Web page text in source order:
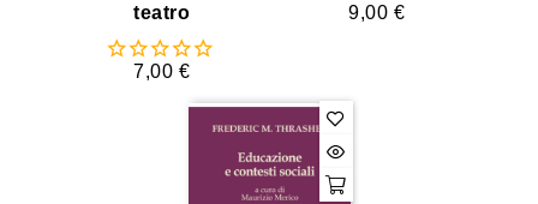
teatro
7,00 €
9,00 €